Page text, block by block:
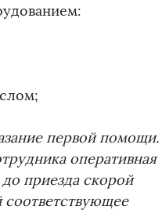
первой помощи.
оперативная
приезда скорой